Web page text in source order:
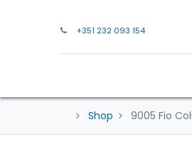
+351 232 093 154
Shop 9005 Fio